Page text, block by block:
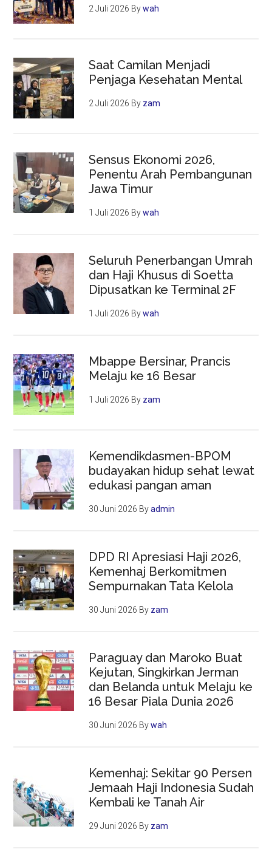
2 Juli 2026 Bywah
Saat Camilan Menjadi
Penjaga Kesehatan Mental
2 Juli 2026 By zam
Sensus Ekonomi 2026,
Penentu Arah Pembangunan
Jawa Timur
1 Juli 2026 Bywah
Seluruh Penerbangan Umrah
dan Haji Khusus di Soetta
Dipusatkan ke Terminal 2F
1 Juli 2026 Bywah
Mbappe Bersinar, Prancis
Melaju ke 16 Besar
1 Juli 2026 By zam
Kemendikdasmen-BPOM
budayakan hidup sehat lewat
edukasi pangan aman
30 Juni 2026 Byadmin
DPD RI Apresiasi Haji 2026,
Kemenhaj Berkomitmen
Sempurnakan Tata Kelola
30 Juni 2026 By zam
Paraguay dan Maroko Buat
Kejutan, Singkirkan Jerman
dan Belanda untuk Melaju ke
16 Besar Piala Dunia 2026
30 Juni 2026 Bywah
Kemenhaj: Sekitar 90 Persen
Jemaah Haji Indonesia Sudah
Kembali ke Tanah Air
29 Juni 2026 By zam